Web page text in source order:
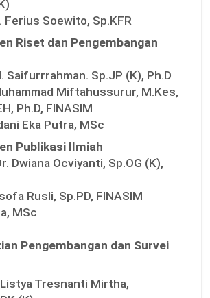
Ferius Soewito, Sp.KFR
Riset dan Pengembangan
Saifurrrahman. Sp.JP (K), Ph.D
Miftahussurur, M.Kes,
Ph.D, FINASIM
Eka Putra, MSc
Publikasi Ilmiah
Dwiana Ocviyanti, Sp.OG (K),
Rusli, Sp.PD, FINASIM
MSc
Pengembangan dan Survei
Listya Tresnanti Mirtha,